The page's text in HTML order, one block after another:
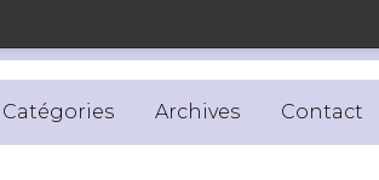
Catégories Archives Contact